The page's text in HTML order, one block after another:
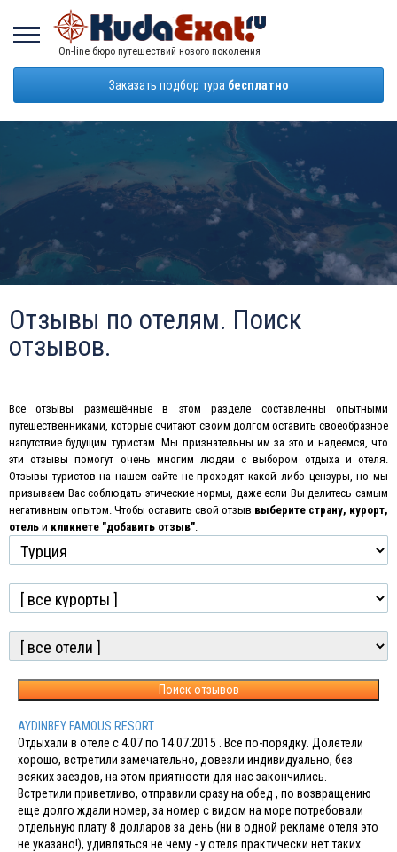
On-line бюро путешествий нового поколения
Заказать подбор тура бесплатно
Отзывы по отелям. Поиск
отзывов.
Все отзывы размещённые в этом разделе составленны опытными
путешественниками, которые считают своим долгом оставить своеобразное
напутствие будущим туристам. Мы признательны им за это и надеемся, что
эти отзывы помогут очень многим людям с выбором отдыха и отеля.
Отзывы туристов на нашем сайте не проходят какой либо цензуры, но мы
призываем Вас соблюдать этические нормы, даже если Вы делитесь самым
негативным опытом Чтобы оставить свой отзыв выберите страну, курорт,
отель и кликнете "добавить отзыв"
Поиск отзывов
AYDINBEY FAMOUS RESORT
Отдыхали в отеле с 4.07 по 14.07.2015 . Все по-порядку. Долетели
хорошо, встретили замечательно, довезли индивидуально, без
всяких заездов, на этом приятности для нас закончились.
Встретили приветливо, отправили сразу на обед , по возвращению
еще долго ждали номер, за номер с видом на море потребовали
отдельную плату 8 долларов за день (ни в одной рекламе отеля это
не указано!), удивляться не чему - у отеля практически нет таких